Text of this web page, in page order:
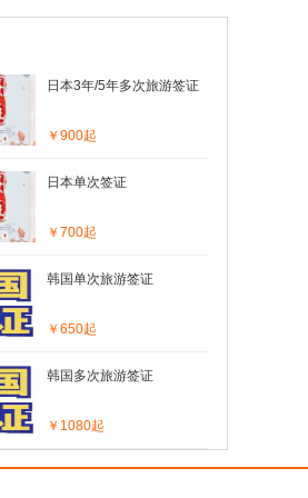
日本3年/5年多次旅游签证
￥900起
日本单次签证
￥700起
韩国单次旅游签证
￥650起
韩国多次旅游签证
￥1080起